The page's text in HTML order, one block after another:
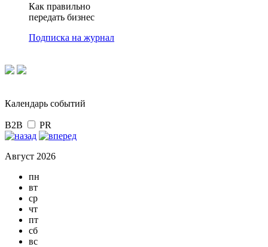
Как правильно
передать бизнес
Подписка на журнал
Календарь событий
B2B PR
Август 2026
пн
вт
ср
чт
пт
сб
вс